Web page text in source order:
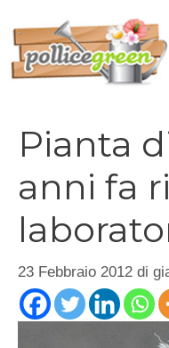
contenuto
Pianta
anni fa
23 Febbraio 2012 di